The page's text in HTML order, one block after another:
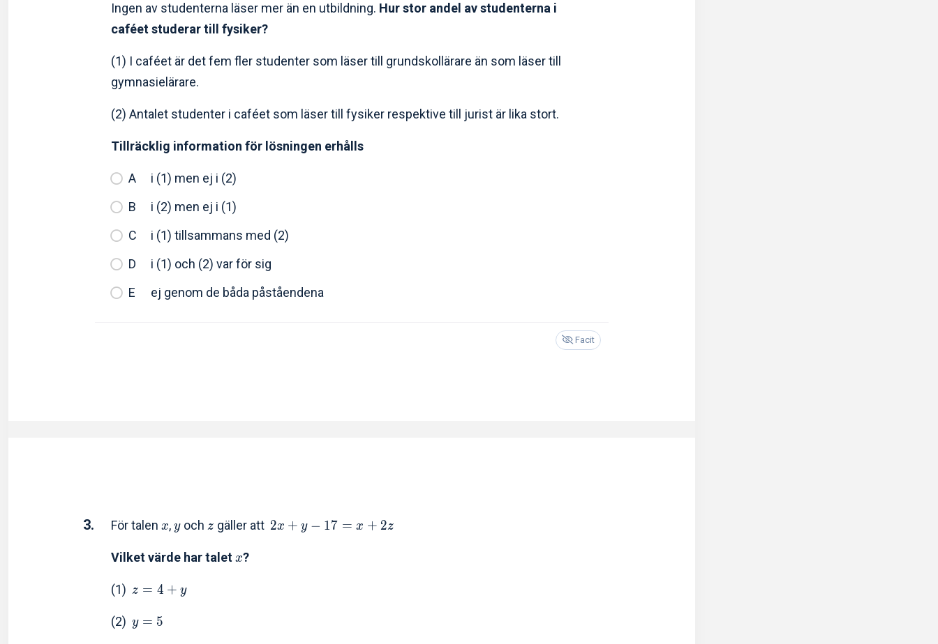
Ingen av studenterna läser mer än en utbildning. Hur stor andel av studenterna i
caféet studerar till fysiker?
(1) I caféet är det fem fler studenter som läser till grundskollärare än som läser till
gymnasielärare.
(2) Antalet studenter i caféet som läser till fysiker respektive till jurist är lika stort.
Tillräcklig information för lösningen erhålls
i (1) men ej i (2)
i (2) men ej i (1)
i (1) tillsammans med (2)
i (1) och (2) var för sig
ej genom de båda påståendena
Facit
3. För talen x, yoch z gäller att 2x + y − 17 = x + 2z
Vilket värde har talet x?
(1) z = 4 + y
(2) y = 5